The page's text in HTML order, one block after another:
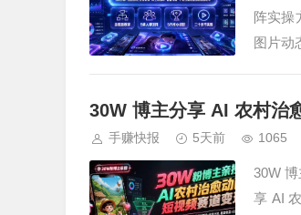
阵实操
图片动
30W 博主分享 AI 农村治
手赚快报 5天前 1065
30W
享 AI